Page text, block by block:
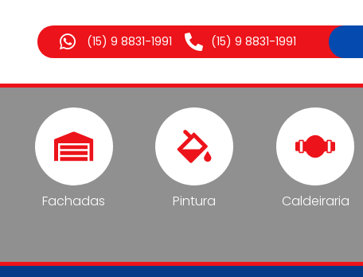
(15) 9 8831-1991 (15) 9 8831-1991
Fachadas Pintura Caldeiraria